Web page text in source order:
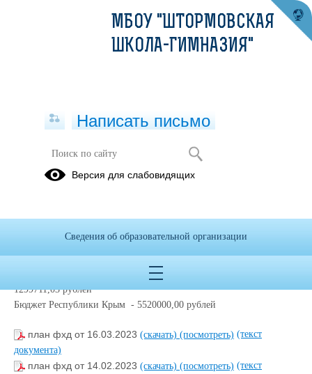
Объём образовательной
которой осуществляется:
Источник финансирования:
Бюджет муниципального образования Сакского района -
1299711,03 рублей
Бюджет Республики Крым - 5520000,00 рублей
план фхд от 16.03.2023 (скачать) (посмотреть) (текст
документа)
план фхд от 14.02.2023 (скачать) (посмотреть) (текст
МБОУ "ШТОРМОВСКАЯ
ШКОЛА-ГИМНАЗИЯ"
Написать письмо
Версия для слабовидящих
Сведения об образовательной организации